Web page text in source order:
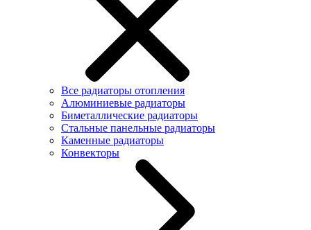
Все радиаторы отопления
Алюминиевые радиаторы
Биметаллические радиаторы
Стальные панельные радиаторы
Каменные радиаторы
Конвекторы